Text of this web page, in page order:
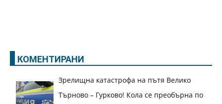
КОМЕНТИРАНИ
Зрелищна катастрофа на пътя Велико
Търново – Гурково! Кола се преобърна по